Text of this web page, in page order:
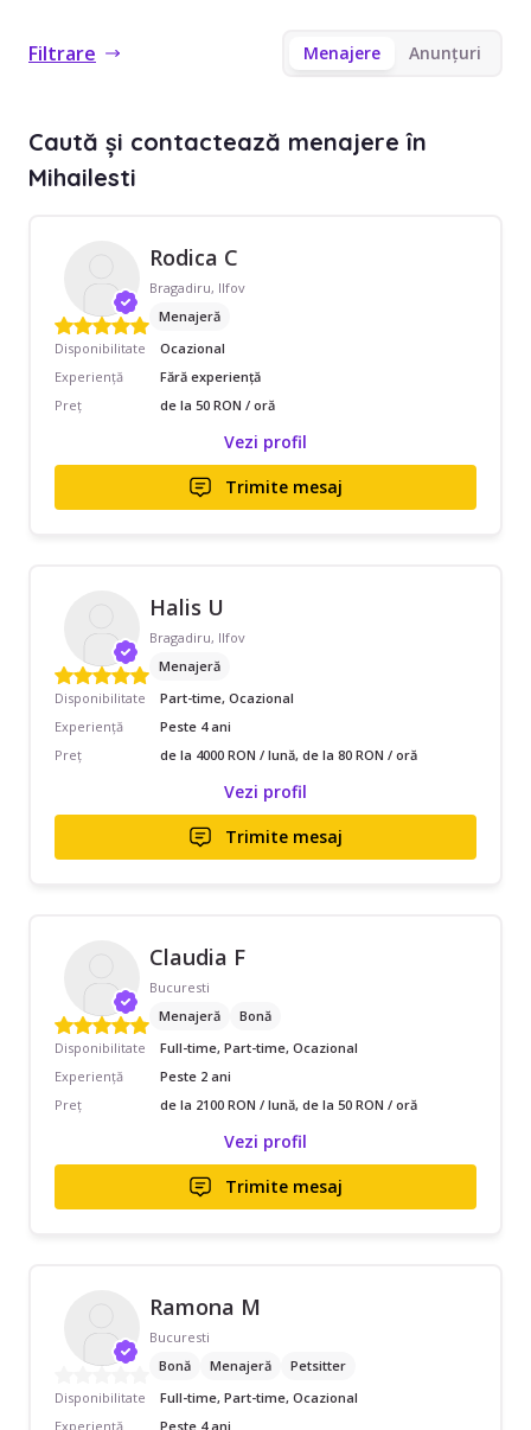
Filtrare Menajere Anunțuri
Caută și contactează menajere în
Mihailesti
Rodica C
Bragadiru, Ilfov
Menajeră
Disponibilitate
Ocazional
Experiență
Fără experiență
Preț
de la 50 RON / oră
Vezi profil
Trimite mesaj
Halis U
Bragadiru, Ilfov
Menajeră
Disponibilitate
Part-time, Ocazional
Experiență
Peste 4 ani
Preț
de la 4000 RON / lună, de la 80 RON / oră
Vezi profil
Trimite mesaj
Claudia F
Bucuresti
Menajeră
Bonă
Disponibilitate
Full-time, Part-time, Ocazional
Experiență
Peste 2 ani
Preț
de la 2100 RON / lună, de la 50 RON / oră
Vezi profil
Trimite mesaj
Ramona M
Bucuresti
Bonă
Menajeră
Petsitter
Disponibilitate
Full-time, Part-time, Ocazional
Experiență
Peste 4 ani